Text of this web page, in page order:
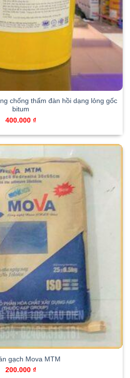
chống thấm đàn hồi dạng lỏng gốc
bitum
400.000 ₫
gạch Mova MTM
200.000 ₫